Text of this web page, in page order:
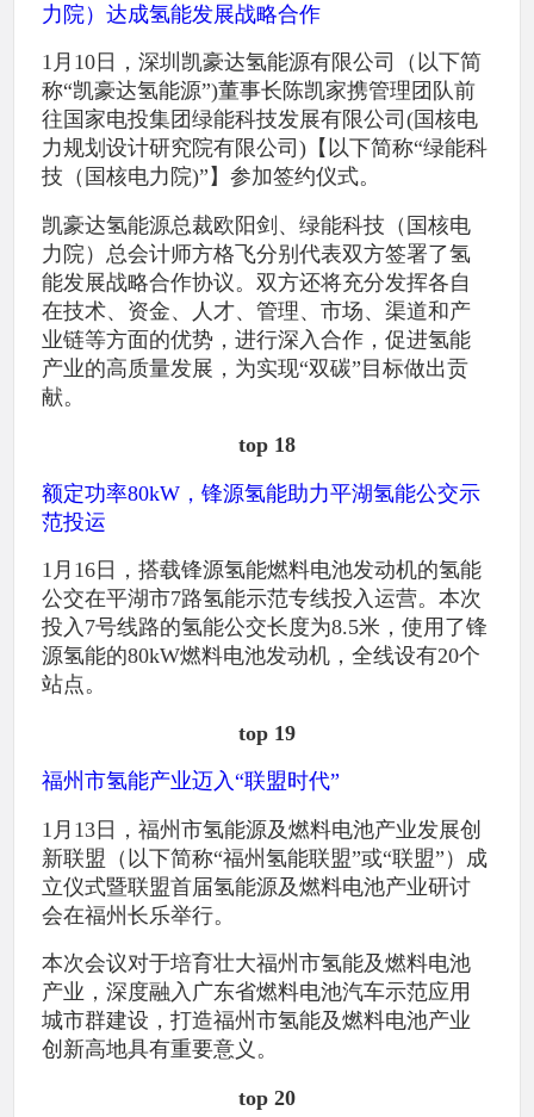
力院）达成氢能发展战略合作
1月10日，深圳凯豪达氢能源有限公司（以下简
称“凯豪达氢能源”)董事长陈凯家携管理团队前
往国家电投集团绿能科技发展有限公司(国核电
力规划设计研究院有限公司)【以下简称“绿能科
技（国核电力院)”】参加签约仪式。
凯豪达氢能源总裁欧阳剑、绿能科技（国核电
力院）总会计师方格飞分别代表双方签署了氢
能发展战略合作协议。双方还将充分发挥各自
在技术、资金、人才、管理、市场、渠道和产
业链等方面的优势，进行深入合作，促进氢能
产业的高质量发展，为实现“双碳”目标做出贡
献。
top 18
额定功率80kW，锋源氢能助力平湖氢能公交示
范投运
1月16日，搭载锋源氢能燃料电池发动机的氢能
公交在平湖市7路氢能示范专线投入运营。本次
投入7号线路的氢能公交长度为8.5米，使用了锋
源氢能的80kW燃料电池发动机，全线设有20个
站点。
top 19
福州市氢能产业迈入“联盟时代”
1月13日，福州市氢能源及燃料电池产业发展创
新联盟（以下简称“福州氢能联盟”或“联盟”）成
立仪式暨联盟首届氢能源及燃料电池产业研讨
会在福州长乐举行。
本次会议对于培育壮大福州市氢能及燃料电池
产业，深度融入广东省燃料电池汽车示范应用
城市群建设，打造福州市氢能及燃料电池产业
创新高地具有重要意义。
top 20